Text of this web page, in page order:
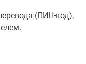
(ПИН-код),